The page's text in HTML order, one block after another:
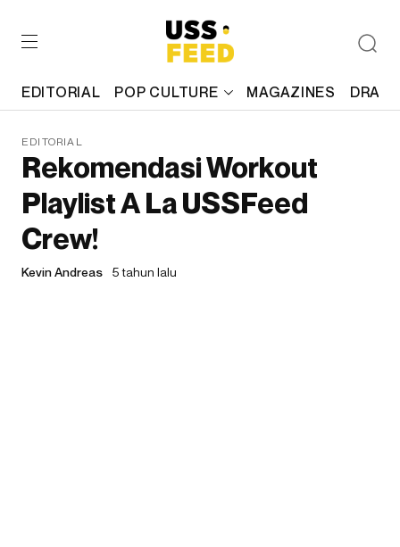
EDITORIAL POP CULTURE MAGAZINES
EDITORIAL
Rekomendasi Workout
Playlist A La USSFeed
Crew!
Kevin Andreas 5 tahun lalu